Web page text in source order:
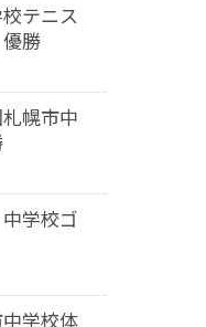
テニス
勝
幌市中
学校ゴ
学校体